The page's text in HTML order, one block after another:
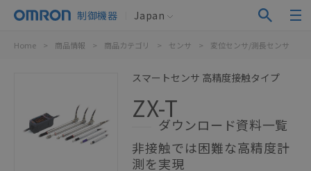
制御機器 Japan
Home > 商品情報 > 商品カテゴリ > センサ > 変位センサ/測長センサ
スマートセンサ 高精度接触タイプ
ZX-T
ダウンロード資料一覧
非接触では困難な高精度計
測を実現